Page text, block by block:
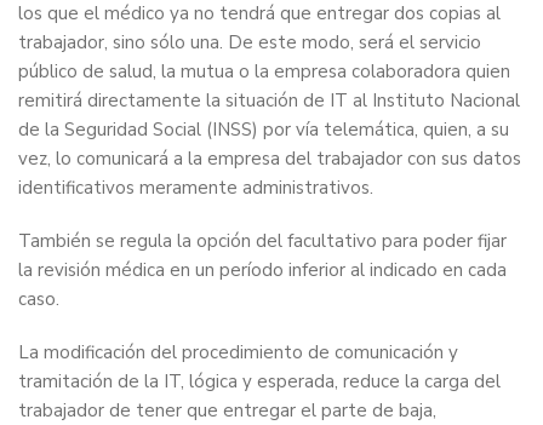
los que el médico ya no tendrá que entregar dos copias al
trabajador, sino sólo una. De este modo, será el servicio
público de salud, la mutua o la empresa colaboradora quien
remitirá directamente la situación de IT al Instituto Nacional
de la Seguridad Social (INSS) por vía telemática, quien, a su
vez, lo comunicará a la empresa del trabajador con sus datos
identificativos meramente administrativos.
También se regula la opción del facultativo para poder fijar
la revisión médica en un período inferior al indicado en cada
caso.
La modificación del procedimiento de comunicación y
tramitación de la IT, lógica y esperada, reduce la carga del
trabajador de tener que entregar el parte de baja,